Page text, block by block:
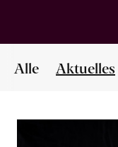
Alle Aktuelles